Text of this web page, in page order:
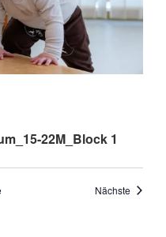
22M_Block 1
Nächste